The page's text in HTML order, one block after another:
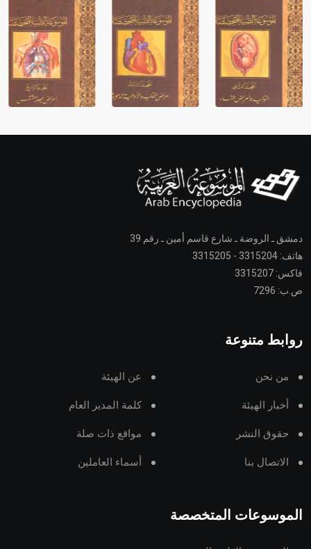
دمشق ـ الروضة ـ شارع قاسم أمين ـ رقم 39
هاتف: 3315204 - 3315205
فاكس: 3315207
ص.ب: 7296
روابط متنوعة
من نحن عن الهيئة
أخبار الهيئة كلمة المدير العام
حقوق النشر مواقع ذات صلة
الاتصال بنا أسماء العاملين
الموسوعات المتخصصة